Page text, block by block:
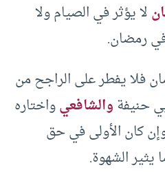
لا يؤثر في الصيام ولا
رمضان.
فلا يفطر على الراجح من
حنيفةوالشافعيواختاره
كان الأولى في حق
يثير الشهوة.